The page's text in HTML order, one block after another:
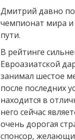
Дмитрий давно
чемпионат мира и
пути.
В рейтинге
Евроазиатской
занимал шестое
после последних
находится в
него сейчас
очень дорогая
спонсор,